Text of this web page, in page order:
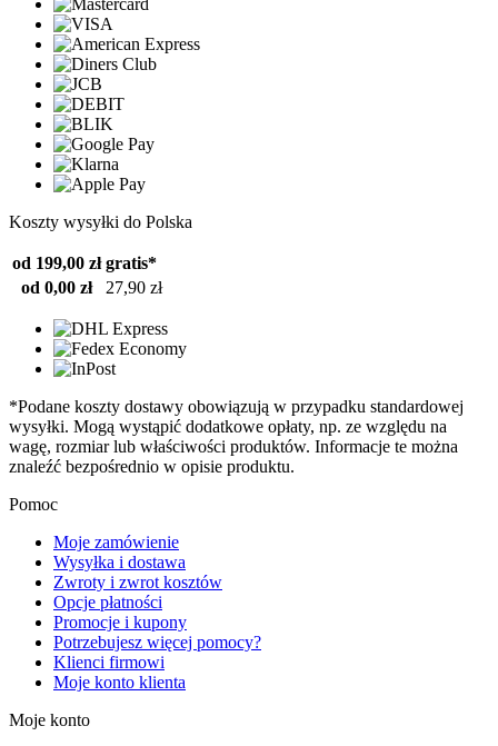
Koszty wysyłki do Polska
od 199,00 zł gratis*
od 0,00 zł
27,90 zł
*Podane koszty dostawy obowiązują w przypadku standardowej
wysyłki. Mogą wystąpić dodatkowe opłaty, np. ze względu na
wagę, rozmiar lub właściwości produktów. Informacje te można
znaleźć bezpośrednio w opisie produktu.
Pomoc
Moje zamówienie
Wysyłka i dostawa
Zwroty i zwrot kosztów
Opcje płatności
Promocje i kupony
Potrzebujesz więcej pomocy?
Klienci firmowi
Moje konto klienta
Moje konto